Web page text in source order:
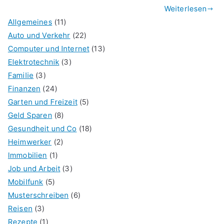
Weiterlesen
Allgemeines (11)
Auto und Verkehr (22)
Computer und Internet (13)
Elektrotechnik (3)
Familie (3)
Finanzen (24)
Garten und Freizeit(5)
Geld Sparen (8)
Gesundheit und Co (18)
Heimwerker (2)
Immobilien (1)
Job und Arbeit (3)
Mobilfunk (5)
Musterschreiben (6)
Reisen (3)
Rezepte (1)